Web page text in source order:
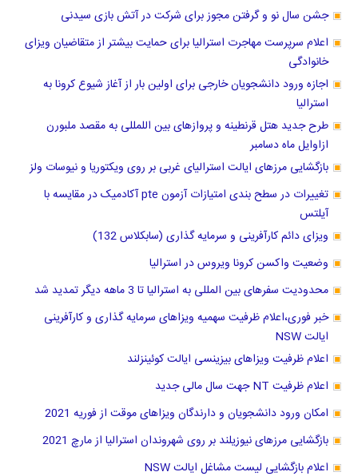
جشن سال نو و ‌گرفتن مجوز برای شرکت در آتش بازی سیدنی
اعلام سرپرست مهاجرت استرالیا برای حمایت بیشتر از متقاضیان ویزای
خانوادگی
اجازه ورود دانشجویان خارجی برای اولین بار از آغاز شیوع کرونا به
استرالیا
طرح جدید هتل قرنطینه و پروازهای بین اللمللی به مقصد ملبورن
ازاوایل ماه دسامبر
بازگشایی مرزهای ایالت استرالیای غربی بر روی ویکتوریا و نیوسات ولز
تغییرات در سطح بندی امتیازات آزمون pte آکادمیک در مقایسه با
آیلتس
ویزای دائم کارآفرینی و سرمایه گذاری (سابکلاس 132)
وضعیت واکسن کرونا ویروس در استرالیا
محدودیت سفرهای بین المللی به استرالیا تا 3 ماهه دیگر تمدید شد
خبر فوری،اعلام ظرفیت سهمیه ویزاهای سرمایه گذاری و کارآفرینی
ایالت NSW
اعلام ظرفیت ویزاهای بیزینسی ایالت کوئینزلند
اعلام ظرفیت NT جهت سال مالی جدید
امکان ورود دانشجویان و دارندگان ویزاهای موقت از فوریه 2021
بازگشایی مرزهای نیوزیلند بر روی شهروندان استرالیا از مارچ 2021
اعلام بازگشایی لیست مشاغل ایالت NSW